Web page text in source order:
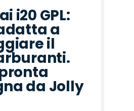
i20 GPL:
a
il
da Jolly